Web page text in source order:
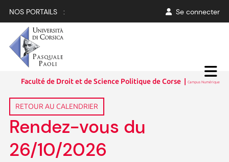
NOS PORTAILS : Se connecter
Faculté de Droit et de Science Politique de Corse |Campus Numérique
RETOUR AU CALENDRIER
Rendez-vous du
26/10/2026